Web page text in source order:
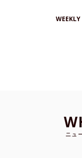
WEEKLY
ニュ